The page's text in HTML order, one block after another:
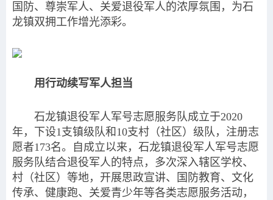
国防、尊崇军人、关爱退役军人的浓厚氛围，为石
龙镇双拥工作增光添彩。
用行动续写军人担当
石龙镇退役军人军号志愿服务队成立于2020
年，下设1支镇级队和10支村（社区）级队，注册志
愿者173名。自成立以来，石龙镇退役军人军号志愿
服务队结合退役军人的特点，多次深入辖区学校、
村（社区）等地，开展思政宣讲、国防教育、文化
传承、健康跑、关爱青少年等各类志愿服务活动，